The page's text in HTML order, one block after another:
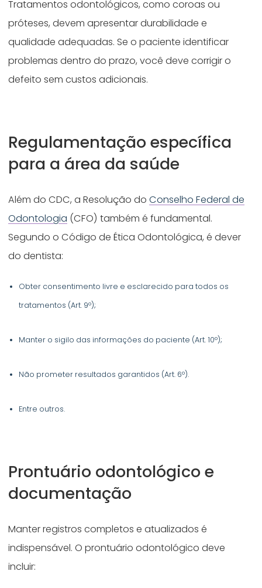
Tratamentos odontológicos, como coroas ou
próteses, devem apresentar durabilidade e
qualidade adequadas. Se o paciente identificar
problemas dentro do prazo, você deve corrigir o
defeito sem custos adicionais.
Regulamentação específica
para a área da saúde
Além do CDC, a Resolução doConselho Federal de
Odontologia (CFO) também é fundamental.
Segundo o Código de Ética Odontológica, é dever
do dentista:
Obter consentimento livre e esclarecido para todos os
tratamentos (Art. 9º);
Manter o sigilo das informações do paciente (Art. 10º);
Não prometer resultados garantidos (Art. 6º).
Entre outros.
Prontuário odontológico e
documentação
Manter registros completos e atualizados é
indispensável. O prontuário odontológico deve
incluir: